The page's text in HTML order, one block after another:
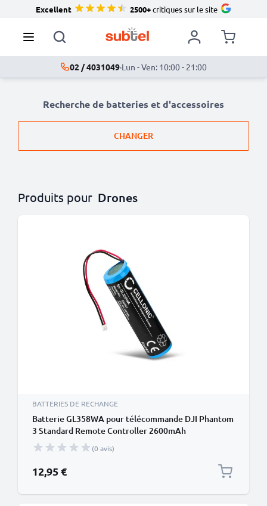
Excellent 2500+critiques sur le site
02 / 4031049·Lun - Ven: 10:00 - 21:00
Recherche de batteries et d'accessoires
CHANGER
Produits pour Drones
BATTERIES DE RECHANGE
Batterie GL358WA pour télécommande DJI Phantom
3 Standard Remote Controller 2600mAh
(0 avis)
12,95 €